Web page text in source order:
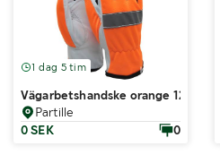
1 dag 5 tim
Vägarbetshandske orange 120 par
Partille
0 SEK
0